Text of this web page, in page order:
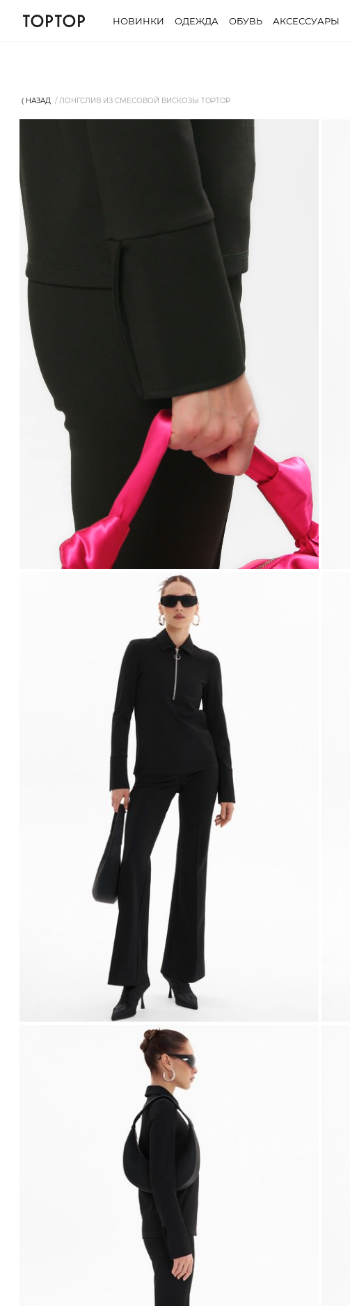
НОВИНКИ ОДЕЖДА ОБУВЬ АКСЕССУАРЫ
⟨ НАЗАД ЛОНГСЛИВ ИЗ СМЕСОВОЙ ВИСКОЗЫ TOPTOP